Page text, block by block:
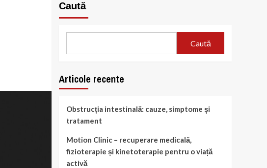
Caută
Caută
Articole recente
Obstrucția intestinală: cauze, simptome și
tratament
Motion Clinic – recuperare medicală,
fizioterapie și kinetoterapie pentru o viață
activă